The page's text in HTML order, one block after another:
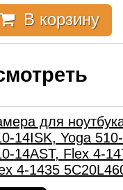
В корзину
для
14ISK, Yoga
14AST, Flex 4-
4-1435